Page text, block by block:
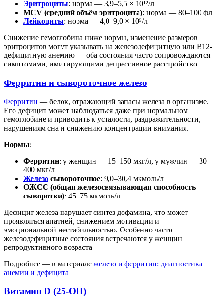
Эритроциты: норма — 3,9–5,5 × 10¹²/л
MCV (средний объём эритроцита): норма — 80–100 фл
Лейкоциты: норма — 4,0–9,0 × 10⁹/л
Снижение гемоглобина ниже нормы, изменение размеров
эритроцитов могут указывать на железодефицитную или B12-
дефицитную анемию — оба состояния часто сопровождаются
симптомами, имитирующими депрессивное расстройство.
Ферритин и сывороточное железо
Ферритин — белок, отражающий запасы железа в организме.
Его дефицит может наблюдаться даже при нормальном
гемоглобине и приводить к усталости, раздражительности,
нарушениям сна и снижению концентрации внимания.
Нормы:
Ферритин: у женщин — 15–150 мкг/л, у мужчин — 30–
400 мкг/л
Железо сывороточное: 9,0–30,4 мкмоль/л
ОЖСС (общая железосвязывающая способность
сыворотки): 45–75 мкмоль/л
Дефицит железа нарушает синтез дофамина, что может
проявляться апатией, снижением мотивации и
эмоциональной нестабильностью. Особенно часто
железодефицитные состояния встречаются у женщин
репродуктивного возраста.
Подробнее — в материале железо и ферритин: диагностика
анемии и дефицита
Витамин D (25-OH)